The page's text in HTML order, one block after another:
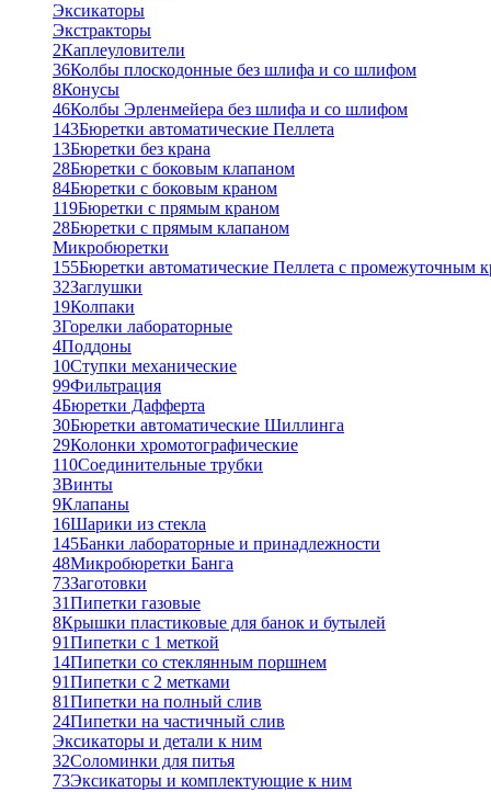
Эксикаторы
Экстракторы
2Каплеуловители
36Колбы плоскодонные без шлифа и со шлифом
8Конусы
46Колбы Эрленмейера без шлифа и со шлифом
143Бюретки автоматические Пеллета
13Бюретки без крана
28Бюретки с боковым клапаном
84Бюретки с боковым краном
119Бюретки с прямым краном
28Бюретки с прямым клапаном
Микробюретки
155Бюретки автоматические Пеллета с промежуточным
32Заглушки
19Колпаки
3Горелки лабораторные
4Поддоны
10Ступки механические
99Фильтрация
4Бюретки Дафферта
30Бюретки автоматические Шиллинга
29Колонки хромотографические
110Соединительные трубки
3Винты
9Клапаны
16Шарики из стекла
145Банки лабораторные и принадлежности
48Микробюретки Банга
73Заготовки
31Пипетки газовые
8Крышки пластиковые для банок и бутылей
91Пипетки с 1 меткой
14Пипетки со стеклянным поршнем
91Пипетки с 2 метками
81Пипетки на полный слив
24Пипетки на частичный слив
Эксикаторы и детали к ним
32Соломинки для питья
73Эксикаторы и комплектующие к ним